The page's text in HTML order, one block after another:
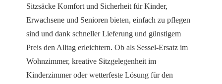
Sitzsäcke Komfort und Sicherheit für Kinder,
Erwachsene und Senioren bieten, einfach zu pflegen
sind und dank schneller Lieferung und günstigem
Preis den Alltag erleichtern. Ob als Sessel-Ersatz im
Wohnzimmer, kreative Sitzgelegenheit im
Kinderzimmer oder wetterfeste Lösung für den